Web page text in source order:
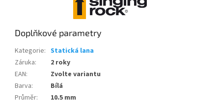
Doplňkové parametry
Kategorie: Statická lana
Záruka:
2 roky
EAN:
Zvolte variantu
Barva:
Bílá
Průměr:
10.5 mm